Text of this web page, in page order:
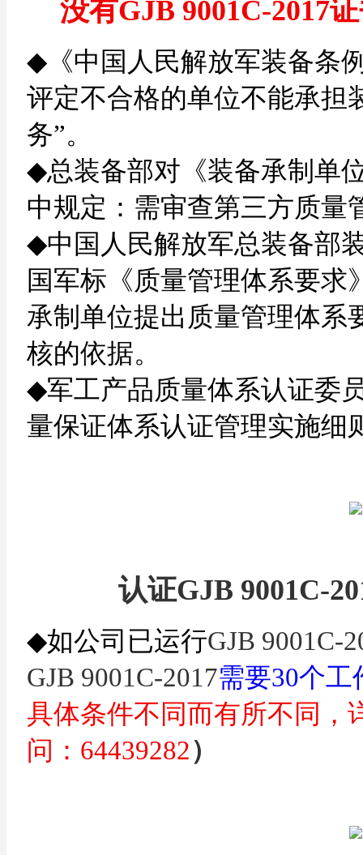
没有GJB 9001C-2017
◆ 《中国人民解放军装备条
评定不合格的单位不能承担
务”。
◆总装备部对《装备承制单
中规定：需审查第三方质量
◆中国人民解放军总装备部
国军标《质量管理体系要求
承制单位提出质量管理体系
核的依据。
◆军工产品质量体系认证委
量保证体系认证管理实施细
认证GJB 9001C-
◆如公司已运行GJB 9001C-
GJB 9001C-2017需要30个工
具体条件不同而有所不同，
问： 64439282）